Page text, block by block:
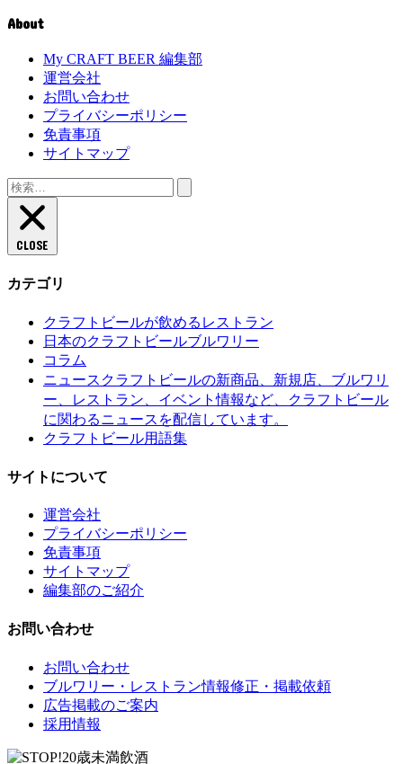
About
My CRAFT BEER 編集部
運営会社
お問い合わせ
プライバシーポリシー
免責事項
サイトマップ
検
索:
CLOSE
カテゴリ
クラフトビールが飲めるレストラン
日本のクラフトビールブルワリー
コラム
ニュース クラフトビールの新商品、新規店、ブルワリ
ー、レストラン、イベント情報など、クラフトビール
に関わるニュースを配信しています。
クラフトビール用語集
サイトについて
運営会社
プライバシーポリシー
免責事項
サイトマップ
編集部のご紹介
お問い合わせ
お問い合わせ
ブルワリー・レストラン情報修正・掲載依頼
広告掲載のご案内
採用情報